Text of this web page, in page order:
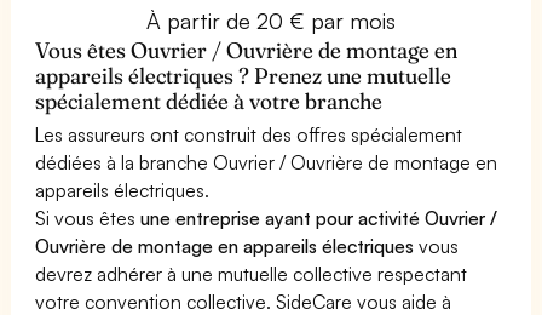
À partir de 20 € par mois
Vous êtes Ouvrier / Ouvrière de montage en
appareils électriques ? Prenez une mutuelle
spécialement dédiée à votre branche
Les assureurs ont construit des offres spécialement
dédiées à la branche Ouvrier / Ouvrière de montage en
appareils électriques.
Si vous êtesune entreprise ayant pour activité Ouvrier /
Ouvrière de montage en appareils électriques vous
devrez adhérer à une mutuelle collective respectant
votre convention collective. SideCare vous aide à